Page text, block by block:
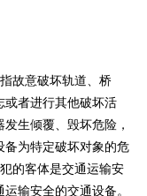
故意破坏轨道、桥
或者进行其他破坏活
生倾覆、毁坏危险，
备为特定破坏对象的危
客体是交通运输安
输安全的交通设备。